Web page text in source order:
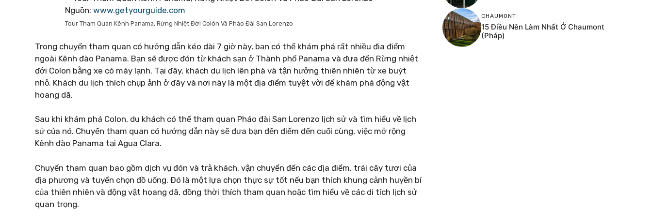
Nguồn: www.getyourguide.com
Tour Tham Quan Kênh Panama, Rừng Nhiệt Đới Colón Và Pháo Đài San Lorenzo
Trong chuyến tham quan có hướng dẫn kéo dài 7 giờ này, bạn có thể khám phá rất nhiều địa điểm
ngoài Kênh đào Panama. Bạn sẽ được đón từ khách sạn ở Thành phố Panama và đưa đến Rừng nhiệt
đới Colon bằng xe có máy lạnh. Tại đây, khách du lịch lên phà và tận hưởng thiên nhiên từ xe buýt
nhỏ. Khách du lịch thích chụp ảnh ở đây và nơi này là một địa điểm tuyệt vời để khám phá động vật
hoang dã.
Sau khi khám phá Colon, du khách có thể tham quan Pháo đài San Lorenzo lịch sử và tìm hiểu về lịch
sử của nó. Chuyến tham quan có hướng dẫn này sẽ đưa bạn đến điểm đến cuối cùng, việc mở rộng
Kênh đào Panama tại Agua Clara.
Chuyến tham quan bao gồm dịch vụ đón và trả khách, vận chuyển đến các địa điểm, trái cây tươi của
địa phương và tuyển chọn đồ uống. Đó là một lựa chọn thực sự tốt nếu bạn thích khung cảnh huyền bí
của thiên nhiên và động vật hoang dã, đồng thời thích tham quan hoặc tìm hiểu về các di tích lịch sử
quan trọng.
CHAUMONT
15 Điều Nên Làm Nhất Ở Chaumont
(Pháp)